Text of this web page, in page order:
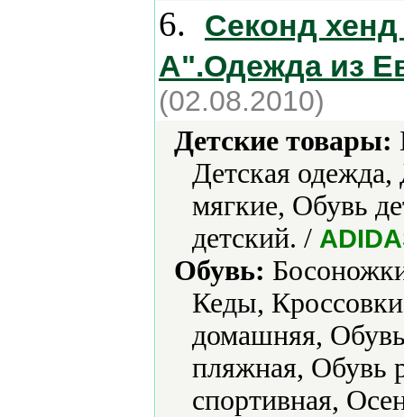
6.
Секонд
А".Одежда из
(02.08.2010)
Детские товары:
Детская
мягкие, Обувь
детский. /
Обувь:
Кеды,
домашняя,
пляжная, Обувь
спортивная,